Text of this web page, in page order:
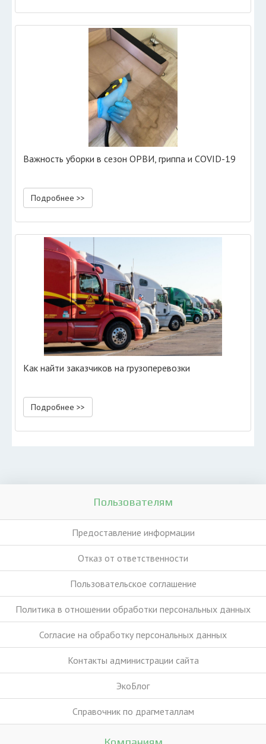
Важность уборки в сезон ОРВИ, гриппа и COVID-19
Подробнее >>
Как найти заказчиков на грузоперевозки
Подробнее >>
Пользователям
Предоставление информации
Отказ от ответственности
Пользовательское соглашение
Политика в отношении обработки персональных данных
Согласие на обработку персональных данных
Контакты администрации сайта
ЭкоБлог
Справочник по драгметаллам